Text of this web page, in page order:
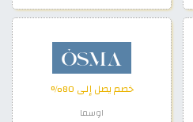
خصم يصل إلى 80%
اوسما